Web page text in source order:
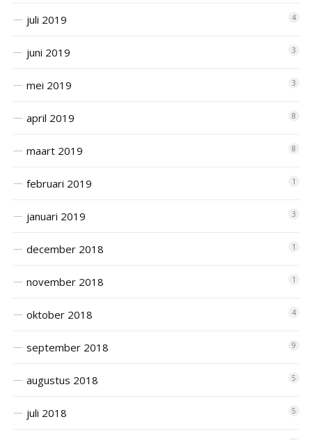
juli 2019 4
juni 2019 3
mei 2019 3
april 2019 8
maart 2019 8
februari 2019 1
januari 2019 3
december 2018 1
november 2018 1
oktober 2018 4
september 2018 9
augustus 2018 5
juli 2018 5